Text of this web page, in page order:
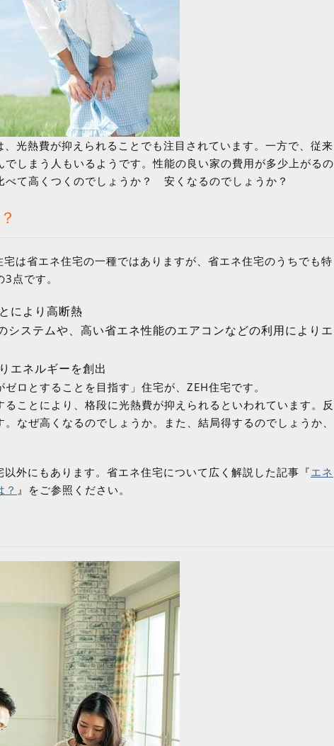
光熱費が抑えられることでも注目されています。一方で、従来
しまう人もいるようです。性能の良い家の費用が多少上がるの
て高くつくのでしょうか？ 安くなるのでしょうか？
は省エネ住宅の一種ではありますが、省エネ住宅のうちでも特
点です。
により高断熱
ステムや、高い省エネ性能のエアコンなどの利用によりエ
エネルギーを創出
ロとすることを目指す」住宅が、ZEH住宅です。
ことにより、格段に光熱費が抑えられるといわれています。反
なぜ高くなるのでしょうか。また、結局得するのでしょうか、
外にもあります。省エネ住宅について広く解説した記事『エネ
』をご参照ください。